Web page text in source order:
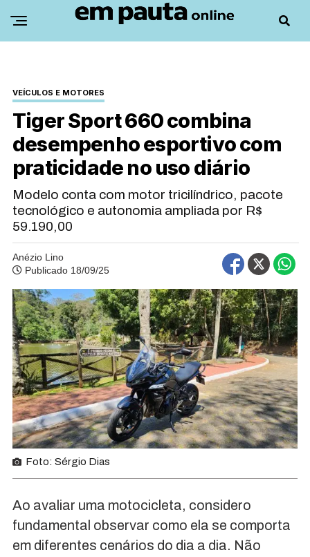
VEÍCULOS E MOTORES
Tiger Sport 660 combina
desempenho esportivo com
praticidade no uso diário
Modelo conta com motor tricilíndrico, pacote
tecnológico e autonomia ampliada por R$
59.190,00
Anézio Lino
Publicado 18/09/25
Foto: Sérgio Dias
Ao avaliar uma motocicleta, considero
fundamental observar como ela se comporta
em diferentes cenários do dia a dia. Não